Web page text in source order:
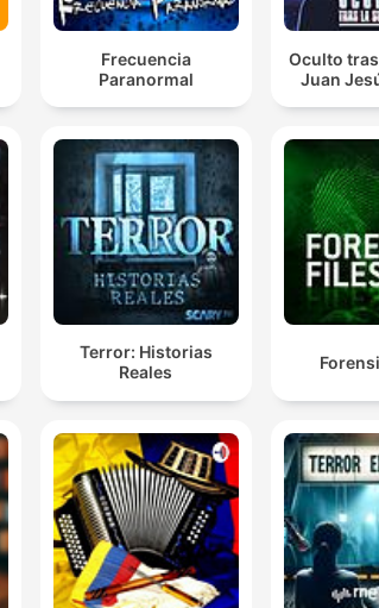
Frecuencia
Paranormal
Oculto
Juan
Terror: Historias
Reales